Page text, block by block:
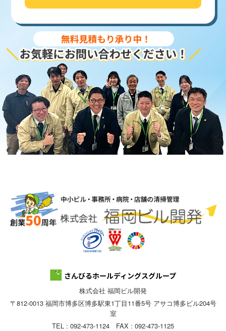
株式会社 福岡ビル開発
〒812-0013 福岡市博多区博多駅東1丁目11番5号 アサコ博多ビル204号
室
TEL : 092-473-1124 FAX : 092-473-1125